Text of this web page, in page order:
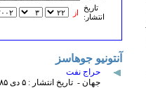
تاريخ
انتشار:
از
آنتونیو جوهاسز
حراج نفت
جهان - تاریخ انتشار : ۵ دی ۱٣٨۵ (۲۶ دسامبر ۲۰۰۶)